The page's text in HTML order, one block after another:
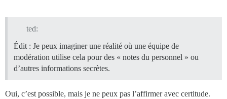
ted:
Édit : Je peux imaginer une réalité où une équipe de
modération utilise cela pour des « notes du personnel » ou
d’autres informations secrètes.
Oui, c’est possible, mais je ne peux pas l’affirmer avec certitude.